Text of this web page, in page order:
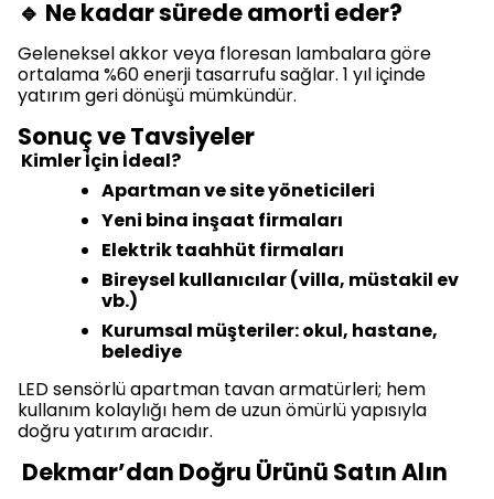
🔹 Ne kadar sürede amorti eder?
Geleneksel akkor veya floresan lambalara göre
ortalama %60 enerji tasarrufu sağlar. 1 yıl içinde
yatırım geri dönüşü mümkündür.
Sonuç ve Tavsiyeler
Kimler İçin İdeal?
Apartman ve site yöneticileri
Yeni bina inşaat firmaları
Elektrik taahhüt firmaları
Bireysel kullanıcılar (villa, müstakil ev
vb.)
Kurumsal müşteriler: okul, hastane,
belediye
LED sensörlü apartman tavan armatürleri; hem
kullanım kolaylığı hem de uzun ömürlü yapısıyla
doğru yatırım aracıdır.
Dekmar’dan Doğru Ürünü Satın Alın